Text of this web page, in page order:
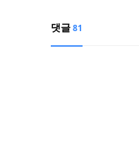
댓글81